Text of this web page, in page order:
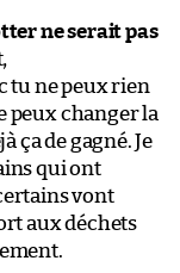
ne serait pas
tu ne peux rien
peux changer la
ça de gagné. Je
qui ont
vont
aux déchets